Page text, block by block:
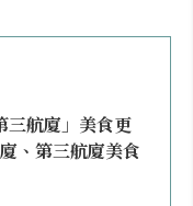
三航廈」美食更
、第三航廈美食